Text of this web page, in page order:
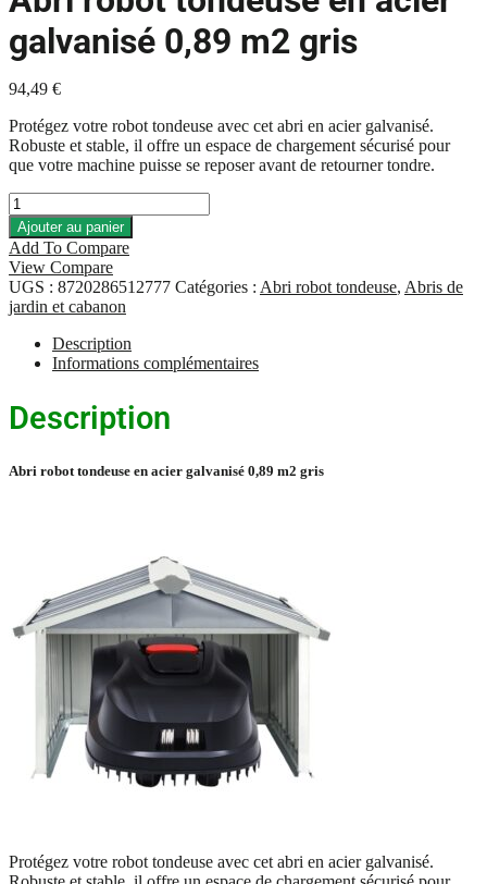
galvanisé 0,89 m2 gris
94,49 €
Protégez votre robot tondeuse avec cet abri en acier galvanisé.
Robuste et stable, il offre un espace de chargement sécurisé pour
que votre machine puisse se reposer avant de retourner tondre.
quantité
de
Abri
robot
tondeuse
en
acier
galvanisé
0,89
Ajouter au panier
Add To Compare
View Compare
UGS : 8720286512777 Catégories : Abri robot tondeuse, Abris de
jardin et cabanon
Description
Informations complémentaires
Description
Abri robot tondeuse en acier galvanisé 0,89 m2 gris
Protégez votre robot tondeuse avec cet abri en acier galvanisé.